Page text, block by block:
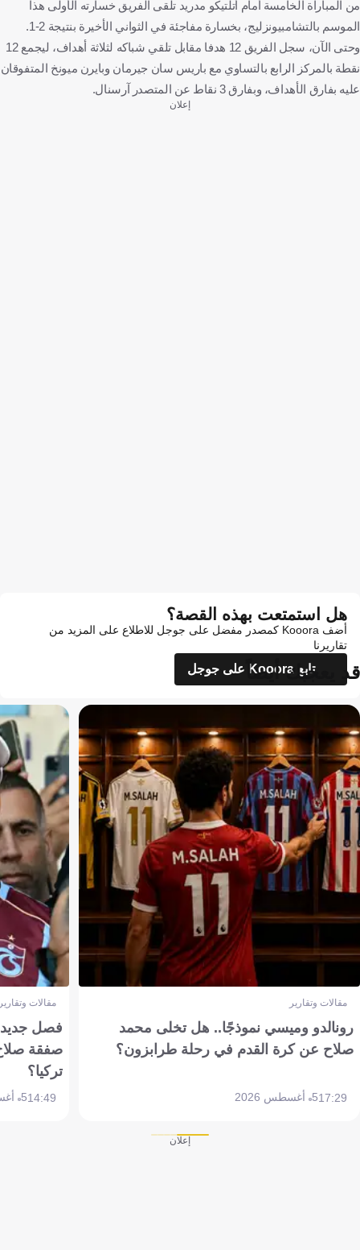
من المباراة الخامسة أمام أتلتيكو مدريد تلقى الفريق خسارته الأولى هذا
الموسم بالتشامبيونزليج، بخسارة مفاجئة في الثواني الأخيرة بنتيجة 2-1.
وحتى الآن، سجل الفريق 12 هدفا مقابل تلقي شباكه لثلاثة أهداف، ليجمع 12
نقطة بالمركز الرابع بالتساوي مع باريس سان جيرمان وبايرن ميونخ المتفوقان
عليه بفارق الأهداف، وبفارق 3 نقاط عن المتصدر آرسنال.
إعلان
هل استمتعت بهذه القصة؟
أضف Kooora كمصدر مفضل على جوجل للاطلاع على المزيد من
تقاريرنا
تابع Kooora على جوجل
قد يعجبك أيضاً
مقالات وتقارير
رونالدو وميسي نموذجًا.. هل تخلى محمد
صلاح عن كرة القدم في رحلة طرابزون؟
17:295 أغسطس 2026
مقالات
فصل جديد
صفقة
تركيا؟
14:495 أغسطس 2026
إعلان